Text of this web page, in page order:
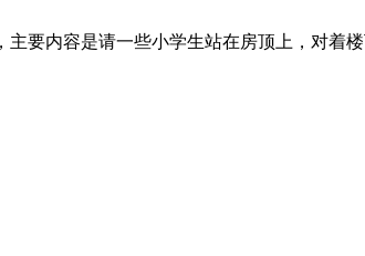
要内容是请一些小学生站在房顶上，对着